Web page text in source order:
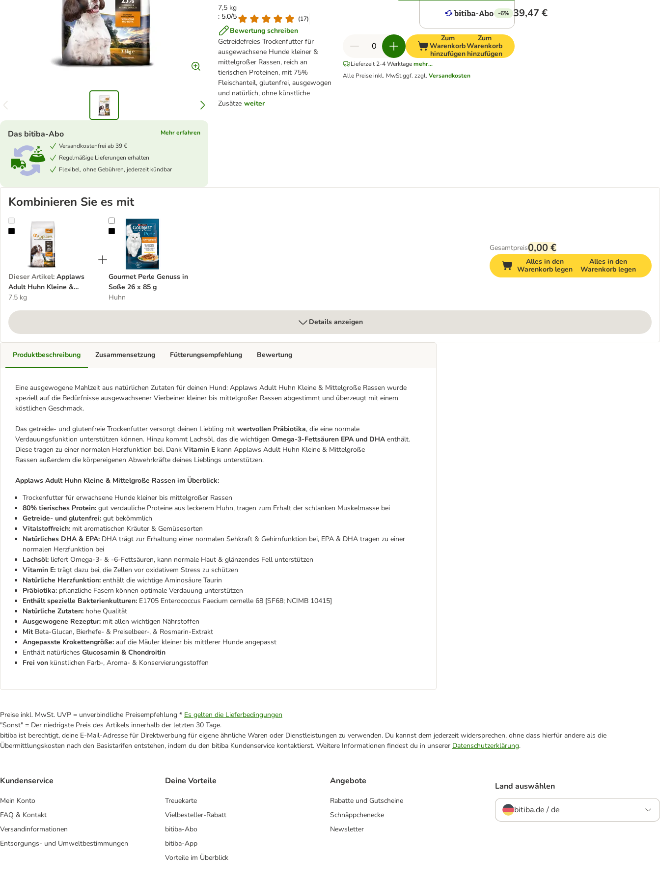
7,5 kg
: 5.0/5
(17)
Bewertung schreiben
Getreidefreies Trockenfutter für
ausgewachsene Hunde kleiner &
mittelgroßer Rassen, reich an
tierischen Proteinen, mit 75%
Fleischanteil, glutenfrei, ausgewogen
und natürlich, ohne künstliche
Zusätze weiter
Das bitiba-Abo
Mehr erfahren
Versandkostenfrei ab 39 €
Regelmäßige Lieferungen erhalten
Flexibel, ohne Gebühren, jederzeit kündbar
-6% 39,47 €
Zum
Warenkorb
hinzufügen
Zum
Warenkorb
hinzufügen
Lieferzeit 2-4 Werktagemehr...
Alle Preise inkl. MwSt.ggf. zzgl. Versandkosten
Kombinieren Sie es mit
Applaws Adult Huhn Kleine & Mittelgroße Rassen
Dieser Artikel: Applaws
Adult Huhn Kleine &
Mittelgroße Rassen
7,5 kg
Gourmet Perle Genuss in Soße 26 x 85 g
Gourmet Perle Genuss in
Soße 26 x 85 g
Huhn
Gesamtpreis0,00 €
Alles in den
Warenkorb legen
Alles in den
Warenkorb legen
Details anzeigen
Produktbeschreibung
Eine ausgewogene Mahlzeit aus natürlichen Zutaten für deinen Hund: Applaws Adult Huhn Kleine & Mittelgroße Rassen wurde
speziell auf die Bedürfnisse ausgewachsener Vierbeiner kleiner bis mittelgroßer Rassen abgestimmt und überzeugt mit einem
köstlichen Geschmack.
Das getreide- und glutenfreie Trockenfutter versorgt deinen Liebling mit wertvollen Präbiotika, die eine normale
Verdauungsfunktion unterstützen können. Hinzu kommt Lachsöl, das die wichtigen Omega-3-Fettsäuren EPA und DHA enthält.
Diese tragen zu einer normalen Herzfunktion bei. Dank Vitamin E kann Applaws Adult Huhn Kleine & Mittelgroße
Rassen außerdem die körpereigenen Abwehrkräfte deines Lieblings unterstützen.
Applaws Adult Huhn Kleine & Mittelgroße Rassen im Überblick:
Trockenfutter für erwachsene Hunde kleiner bis mittelgroßer Rassen
80% tierisches Protein: gut verdauliche Proteine aus leckerem Huhn, tragen zum Erhalt der schlanken Muskelmasse bei
Getreide- und glutenfrei: gut bekömmlich
Vitalstoffreich: mit aromatischen Kräuter & Gemüsesorten
Natürliches DHA & EPA: DHA trägt zur Erhaltung einer normalen Sehkraft & Gehirnfunktion bei, EPA & DHA tragen zu einer
normalen Herzfunktion bei
Lachsöl: liefert Omega-3- & -6-Fettsäuren, kann normale Haut & glänzendes Fell unterstützen
Vitamin E: trägt dazu bei, die Zellen vor oxidativem Stress zu schützen
Natürliche Herzfunktion: enthält die wichtige Aminosäure Taurin
Präbiotika: pflanzliche Fasern können optimale Verdauung unterstützen
Enthält spezielle Bakterienkulturen: E1705 Enterococcus Faecium cernelle 68 [SF68; NCIMB 10415]
Natürliche Zutaten: hohe Qualität
Ausgewogene Rezeptur: mit allen wichtigen Nährstoffen
MitBeta-Glucan, Bierhefe- & Preiselbeer-, & Rosmarin-Extrakt
Angepasste Krokettengröße: auf die Mäuler kleiner bis mittlerer Hunde angepasst
Enthält natürliches Glucosamin & Chondroitin
Frei von künstlichen Farb-, Aroma- & Konservierungsstoffen
Zusammensetzung Fütterungsempfehlung Bewertung
Preise inkl. MwSt. UVP = unverbindliche Preisempfehlung * Es gelten die Lieferbedingungen
"Sonst" = Der niedrigste Preis des Artikels innerhalb der letzten 30 Tage.
bitiba ist berechtigt, deine E-Mail-Adresse für Direktwerbung für eigene ähnliche Waren oder Dienstleistungen zu verwenden. Du kannst dem jederzeit widersprechen, ohne dass hierfür andere als die
Übermittlungskosten nach den Basistarifen entstehen, indem du den bitiba Kundenservice kontaktierst. Weitere Informationen findest du in unserer Datenschutzerklärung.
Kundenservice
Mein Konto
FAQ & Kontakt
Versandinformationen
Entsorgungs- und Umweltbestimmungen
Deine Vorteile
Treuekarte
Vielbesteller-Rabatt
bitiba-Abo
bitiba-App
Vorteile im Überblick
Angebote
Rabatte und Gutscheine
Schnäppchenecke
Newsletter
Land auswählen
bitiba.de / de